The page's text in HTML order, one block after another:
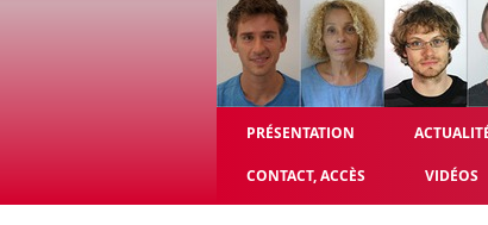
PRÉSENTATION
CONTACT, ACCÈS VIDÉOS